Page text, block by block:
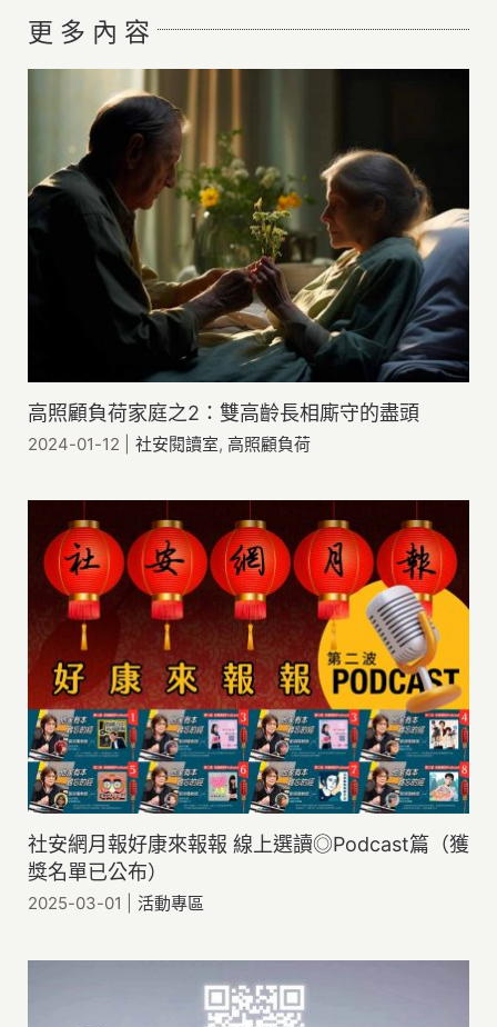
更 多 內 容
高照顧負荷家庭之2：雙高齡長相廝守的盡頭
2024-01-12 社安閱讀室,高照顧負荷
社安網月報好康來報報 線上選讀◎Podcast篇（獲
獎名單已公布）
2025-03-01 活動專區